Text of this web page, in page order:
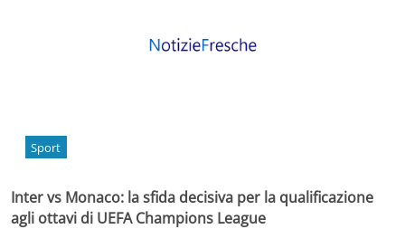
Sport
Inter vs Monaco: la sfida decisiva per la qualificazione
agli ottavi di UEFA Champions League